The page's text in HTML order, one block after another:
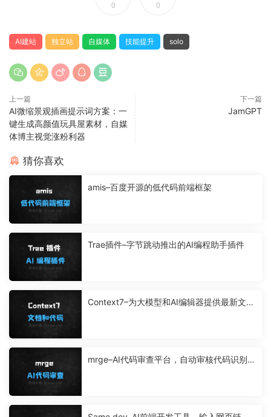
0 0
AI建站 独立站 自媒体 技能提升 solo
上一篇
AI微缩景观插画提示词方案：一
键生成高颜值玩具屋素材，自媒
体博主视觉涨粉利器
下一篇
JamGPT
猜你喜欢
amis–百度开源的低代码前端框架
Trae插件–字节跳动推出的AI编程助手插件
Context7–为大模型和AI编辑器提供最新文档
mrge–AI代码审查平台，自动审核代码识别问